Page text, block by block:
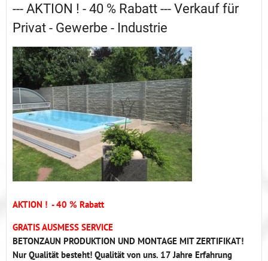
--- AKTION ! - 40 % Rabatt --- Verkauf für
Privat - Gewerbe - Industrie
AKTION ! - 40 % Rabatt
GRATIS AUSMESS SERVICE
BETONZAUN PRODUKTION UND MONTAGE MIT ZERTIFIKAT!
Nur Qualität besteht! Qualität von uns. 17 Jahre Erfahrung